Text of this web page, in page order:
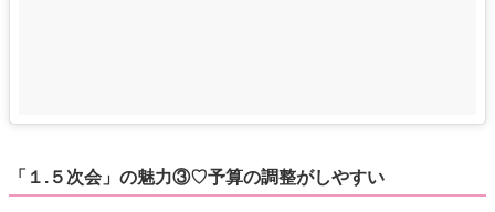
「１.５次会」の魅力③♡予算の調整がしやすい